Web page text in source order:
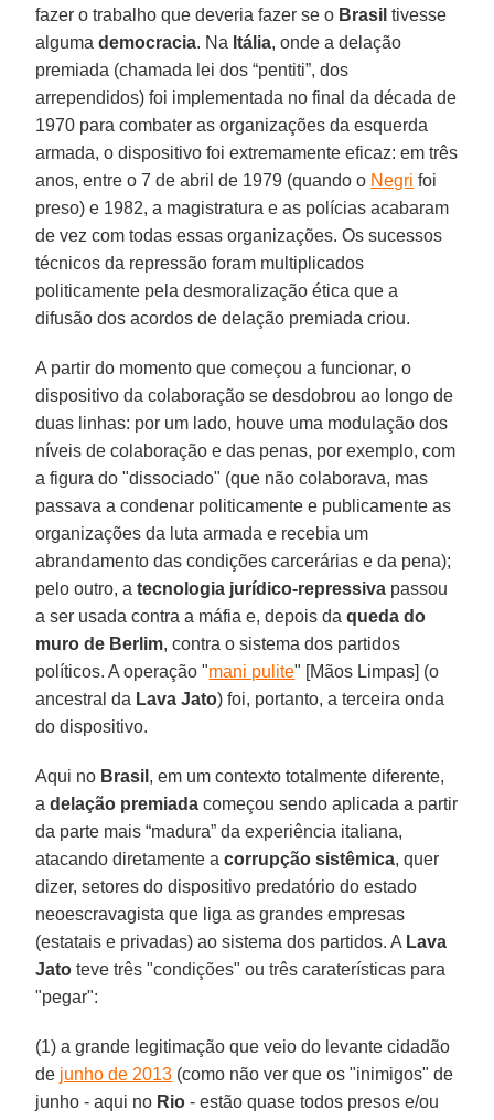
fazer o trabalho que deveria fazer se o Brasil tivesse
algumademocracia. Na Itália, onde a delação
premiada (chamada lei dos “pentiti”, dos
arrependidos) foi implementada no final da década de
1970 para combater as organizações da esquerda
armada, o dispositivo foi extremamente eficaz: em três
anos, entre o 7 de abril de 1979 (quando o Negri foi
preso) e 1982, a magistratura e as polícias acabaram
de vez com todas essas organizações. Os sucessos
técnicos da repressão foram multiplicados
politicamente pela desmoralização ética que a
difusão dos acordos de delação premiada criou.
A partir do momento que começou a funcionar, o
dispositivo da colaboração se desdobrou ao longo de
duas linhas: por um lado, houve uma modulação dos
níveis de colaboração e das penas, por exemplo, com
a figura do "dissociado" (que não colaborava, mas
passava a condenar politicamente e publicamente as
organizações da luta armada e recebia um
abrandamento das condições carcerárias e da pena);
pelo outro, atecnologia jurídico-repressiva passou
a ser usada contra a máfia e, depois daqueda do
muro de Berlim, contra o sistema dos partidos
políticos. A operação "mani pulite" [Mãos Limpas] (o
ancestral da Lava Jato) foi, portanto, a terceira onda
do dispositivo.
Aqui no Brasil , em um contexto totalmente diferente,
a delação premiada começou sendo aplicada a partir
da parte mais “madura” da experiência italiana,
atacando diretamente a corrupção sistêmica, quer
dizer, setores do dispositivo predatório do estado
neoescravagista que liga as grandes empresas
(estatais e privadas) ao sistema dos partidos. A Lava
Jato teve três "condições" ou três caraterísticas para
"pegar":
(1) a grande legitimação que veio do levante cidadão
de junho de 2013 (como não ver que os "inimigos" de
junho - aqui no Rio - estão quase todos presos e/ou